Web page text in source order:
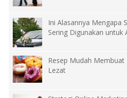
Ini Alasannya Mengapa
Sering Digunakan untuk
Resep Mudah
Lezat